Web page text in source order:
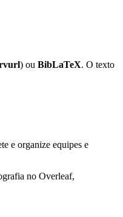
) ou BibLaTeX. O texto
e organize equipes e
no Overleaf,